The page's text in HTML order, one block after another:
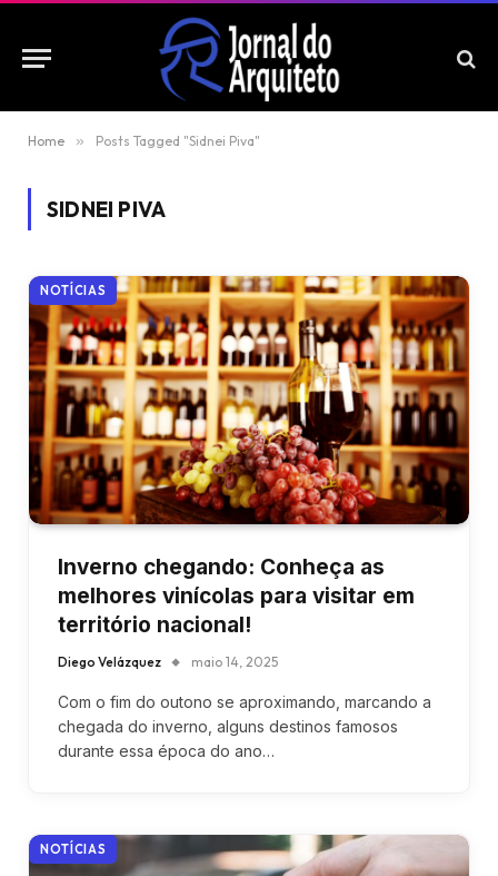
Home » Posts Tagged "Sidnei Piva"
SIDNEI PIVA
NOTÍCIAS
Inverno chegando: Conheça as
melhores vinícolas para visitar em
território nacional!
Diego Velázquez maio 14, 2025
Com o fim do outono se aproximando, marcando a
chegada do inverno, alguns destinos famosos
durante essa época do ano…
NOTÍCIAS